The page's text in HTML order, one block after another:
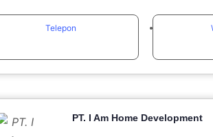
Telepon
PT. I Am Home Development